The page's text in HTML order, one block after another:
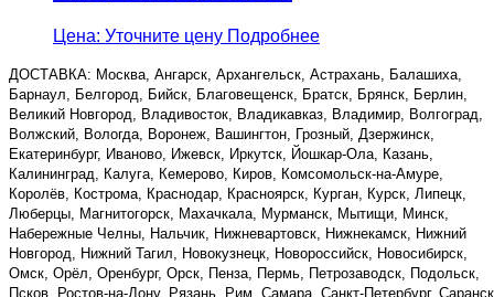
Цена: Уточните цену Подробнее
ДОСТАВКА: Москва, Ангарск, Архангельск, Астрахань, Балашиха,
Барнаул, Белгород, Бийск, Благовещенск, Братск, Брянск, Берлин,
Великий Новгород, Владивосток, Владикавказ, Владимир, Волгоград,
Волжский, Вологда, Воронеж, Вашингтон, Грозный, Дзержинск,
Екатеринбург, Иваново, Ижевск, Иркутск, Йошкар-Ола, Казань,
Калининград, Калуга, Кемерово, Киров, Комсомольск-на-Амуре,
Королёв, Кострома, Краснодар, Красноярск, Курган, Курск, Липецк,
Люберцы, Магнитогорск, Махачкала, Мурманск, Мытищи, Минск,
Набережные Челны, Нальчик, Нижневартовск, Нижнекамск, Нижний
Новгород, Нижний Тагил, Новокузнецк, Новороссийск, Новосибирск,
Омск, Орёл, Оренбург, Орск, Пенза, Пермь, Петрозаводск, Подольск,
Псков, Ростов-на-Дону, Рязань, Рим, Самара, Санкт-Петербург,